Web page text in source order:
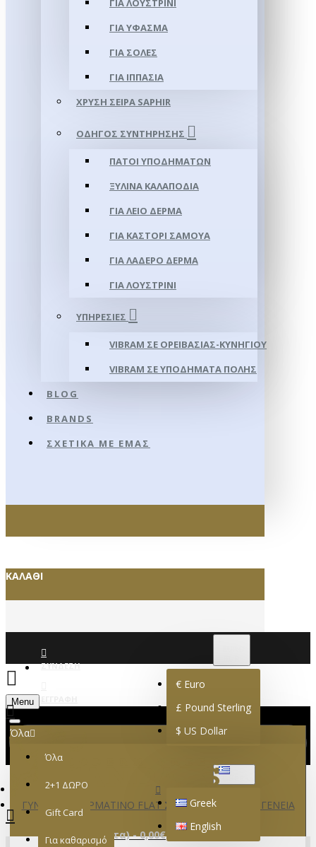
ΓΙΑ ΛΟΥΣΤΡΊΝΙ
ΓΙΑ ΥΦΑΣΜΑ
ΓΙΑ ΣΌΛΕΣ
ΓΙΑ ΙΠΠΑΣΊΑ
ΧΡΥΣΉ ΣΕΙΡΆ SAPHIR
ΟΔΗΓΌΣ ΣΥΝΤΉΡΗΣΗΣ
ΠΆΤΟΙ ΥΠΟΔΗΜΆΤΩΝ
ΞΎΛΙΝΑ ΚΑΛΑΠΌΔΙΑ
ΓΙΑ ΛΕΊΟ ΔΈΡΜΑ
ΓΙΑ ΚΑΣΤΌΡΙ ΣΑΜΟΎΑ
ΓΙΑ ΛΑΔΕΡΌ ΔΈΡΜΑ
ΓΙΑ ΛΟΥΣΤΡΊΝΙ
ΥΠΗΡΕΣΊΕΣ
VIBRAM ΣΕ ΟΡΕΙΒΑΣΊΑΣ-ΚΥΝΗΓΊΟΥ
VIBRAM ΣΕ ΥΠΟΔΉΜΑΤΑ ΠΌΛΗΣ
BLOG
BRANDS
ΣΧΕΤΙΚΆ ΜΕ ΕΜΆΣ
ΚΑΛΆΘΙ
ΣΎΝΔΕΣΗ
€ Euro
£ Pound Sterling
$ US Dollar
Greek
English
Menu
0 προϊόν(τα) - 0,00€
Όλα
Όλα
2+1 ΔΩΡΟ
Gift Card
Για καθαρισμό
ΓΥΝΑΙΚΕΙΟ ΔΕΡΜΑΤΙΝΟ FLAT ΣΑΝΔΑΛΙ ΜΑΥΡΟ ΙΦΙΓΕΝΕΙΑ